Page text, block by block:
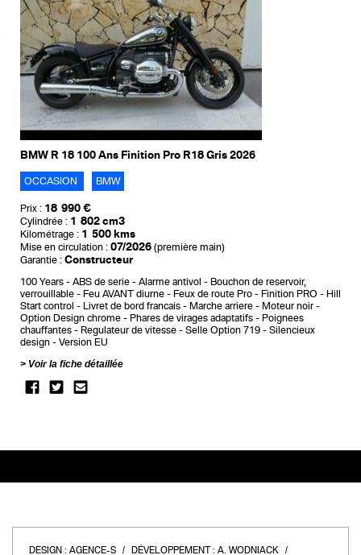
BMW R 18 100 Ans Finition Pro R18 Gris 2026
OCCASION BMW
Prix : 18 990 €
Cylindrée : 1 802 cm3
Kilométrage : 1 500 kms
Mise en circulation : 07/2026 (première main)
Garantie : Constructeur
100 Years ABS de serie Alarme antivol
Bouchon de reservoir,
verrouillable
Feu AVANT diurne Feux de route Pro Finition PRO
Hill
Start control
Livret de bord francais Marche arriere
Moteur noir
Option Design chrome
Phares de virages adaptatifs
Poignees
chauffantes
Regulateur de vitesse Selle Option 719
Silencieux
design
Version EU
Voir la fiche détaillée
DESIGN : AGENCE-S DÉVELOPPEMENT : A. WODNIACK